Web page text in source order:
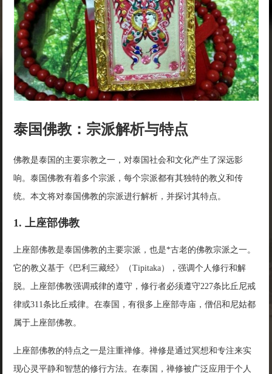
泰国佛教：宗派解析与特点
佛教是泰国的主要宗教之一，对泰国社会和文化产生了深远影
响。泰国佛教有着多个宗派，每个宗派都有其独特的教义和传
统。本文将对泰国佛教的宗派进行解析，并探讨其特点。
1. 上座部佛教
上座部佛教是泰国佛教的主要宗派，也是*古老的佛教宗派之一。
它的教义基于《巴利三藏经》（Tipitaka），强调个人修行和解
脱。上座部佛教强调戒律的遵守，修行者必须遵守227条比丘尼戒
律或311条比丘戒律。在泰国，有很多上座部寺庙，僧侣和尼姑都
属于上座部佛教。
上座部佛教的特点之一是注重禅修。禅修是通过冥想和专注来实
现心灵平静和智慧的修行方法。在泰国，禅修被广泛应用于个人